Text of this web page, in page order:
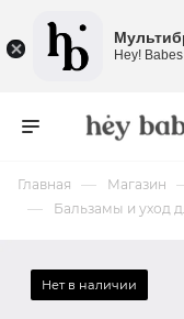
Главная — Магазин
— Бальзамы и уход
Нет в наличии
Hey!